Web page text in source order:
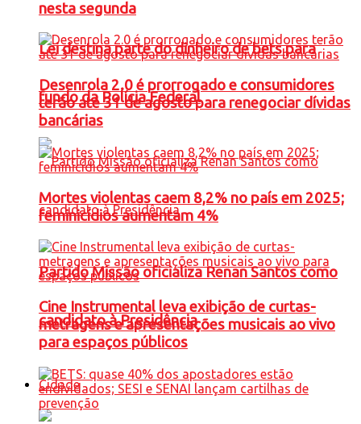
Lei destina parte do dinheiro de bets para
fundo da Polícia Federal
Partido Missão oficializa Renan Santos como
candidato à Presidência
Cidade
nesta segunda
Desenrola 2.0 é prorrogado e consumidores
terão até 31 de agosto para renegociar dívidas
bancárias
Mortes violentas caem 8,2% no país em 2025;
feminicídios aumentam 4%
Cine Instrumental leva exibição de curtas-
metragens e apresentações musicais ao vivo
para espaços públicos